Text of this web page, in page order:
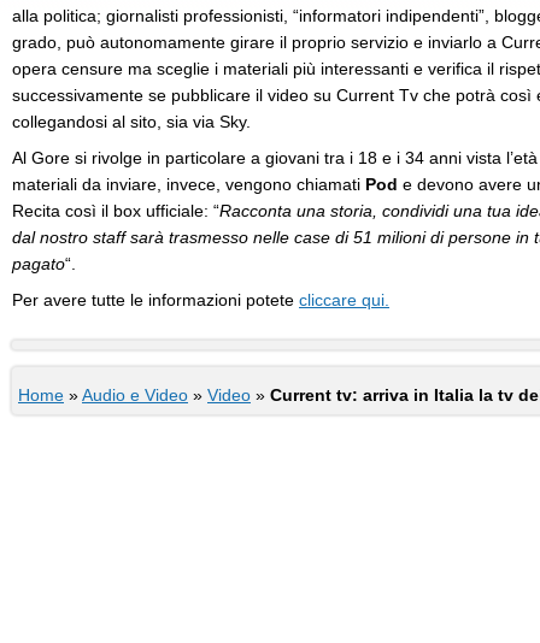
alla politica; giornalisti professionisti, “informatori indipendenti”,
grado, può autonomamente girare il proprio servizio e inviarlo a
opera censure ma sceglie i materiali più interessanti e verifica il
successivamente se pubblicare il video su Current Tv che potrà così
collegandosi al sito, sia via Sky.
Al Gore si rivolge in particolare a giovani tra i 18 e i 34 anni vista
materiali da inviare, invece, vengono chiamati Pod e devono avere
Recita così il box ufficiale: “Racconta una storia, condividi una tua
dal nostro staff sarà trasmesso nelle case di 51 milioni di persone
pagato“.
Per avere tutte le informazioni potete cliccare qui.
Home »Audio e Video » Video » Current tv: arriva in Italia la tv